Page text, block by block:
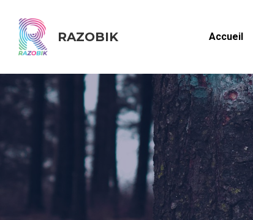
RAZOBIK Accueil